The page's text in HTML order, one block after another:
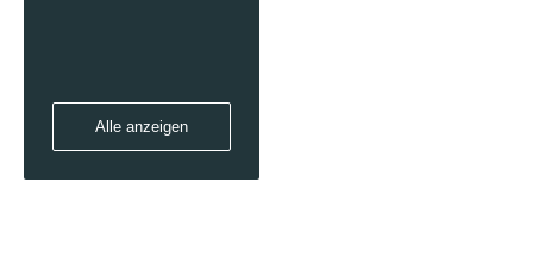
Alle anzeigen